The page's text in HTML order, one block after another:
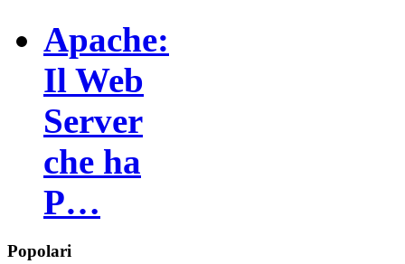
Apache:
Il Web
Server
che ha
P…
Popolari